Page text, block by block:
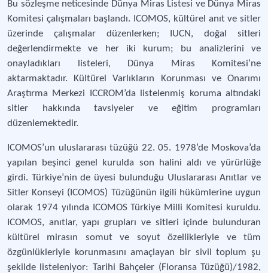
Bu sözleşme neticesinde Dünya Miras Listesi ve Dünya Miras
Komitesi çalışmaları başlandı. ICOMOS, kültürel anıt ve sitler
üzerinde çalışmalar düzenlerken; IUCN, doğal sitleri
değerlendirmekte ve her iki kurum; bu analizlerini ve
onayladıkları listeleri, Dünya Miras Komitesi’ne
aktarmaktadır. Kültürel Varlıkların Korunması ve Onarımı
Araştırma Merkezi ICCROM’da listelenmiş koruma altındaki
sitler hakkında tavsiyeler ve eğitim programları
düzenlemektedir.
ICOMOS’un uluslararası tüzüğü 22. 05. 1978’de Moskova’da
yapılan beşinci genel kurulda son halini aldı ve yürürlüğe
girdi. Türkiye’nin de üyesi bulunduğu Uluslararası Anıtlar ve
Sitler Konseyi (ICOMOS) Tüzüğünün ilgili hükümlerine uygun
olarak 1974 yılında ICOMOS Türkiye Milli Komitesi kuruldu.
ICOMOS, anıtlar, yapı grupları ve sitleri içinde bulunduran
kültürel mirasın somut ve soyut özellikleriyle ve tüm
özgünlükleriyle korunmasını amaçlayan bir sivil toplum şu
şekilde listeleniyor: Tarihi Bahçeler (Floransa Tüzüğü)/1982,